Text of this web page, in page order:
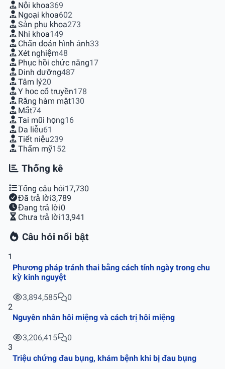
Nội khoa369
Ngoại khoa602
Sản phụ khoa273
Nhi khoa149
Chẩn đoán hình ảnh33
Xét nghiệm48
Phục hồi chức năng17
Dinh dưỡng487
Tâm lý20
Y học cổ truyền178
Răng hàm mặt130
Mắt74
Tai mũi họng16
Da liễu61
Tiết niệu239
Thẩm mỹ152
Thống kê
Tổng câu hỏi17,730
Đã trả lời3,789
Đang trả lời0
Chưa trả lời13,941
Câu hỏi nổi bật
1
Phương pháp tránh thai bằng cách tính ngày trong chu
kỳ kinh nguyệt
3,894,585
0
2
Nguyên nhân hôi miệng và cách trị hôi miệng
3,206,415
0
3
Triệu chứng đau bụng, khám bệnh khi bị đau bụng